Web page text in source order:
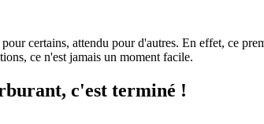
certains, attendu pour d'autres. En effet, ce
ce n'est jamais un moment facile.
c'est terminé !